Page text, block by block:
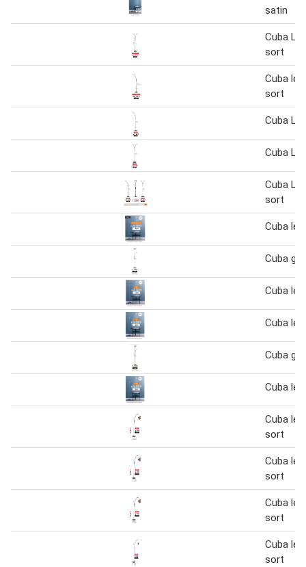
satin
Cuba
sort
Cuba
sort
Cuba
Cuba
Cuba
sort
Cuba
Cuba
Cuba
Cuba
Cuba
Cuba
Cuba
sort
Cuba
sort
Cuba
sort
Cuba
sort